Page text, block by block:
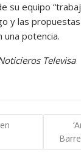
su equipo
y las
una potencia.
Televisa